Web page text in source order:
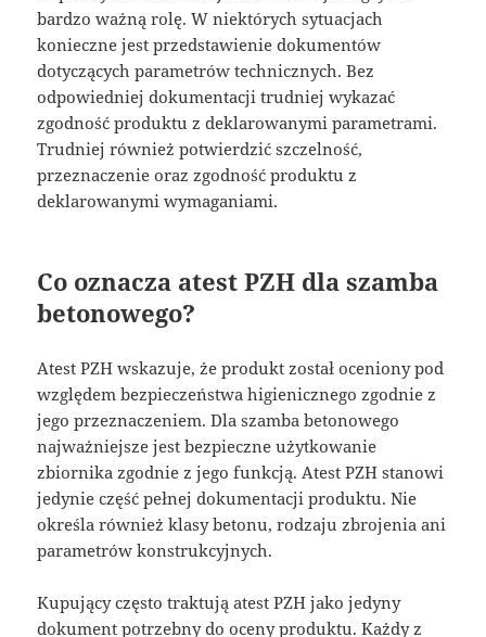
bardzo ważną rolę. W niektórych sytuacjach
konieczne jest przedstawienie dokumentów
dotyczących parametrów technicznych. Bez
odpowiedniej dokumentacji trudniej wykazać
zgodność produktu z deklarowanymi parametrami.
Trudniej również potwierdzić szczelność,
przeznaczenie oraz zgodność produktu z
deklarowanymi wymaganiami.
Co oznacza atest PZH dla szamba
betonowego?
Atest PZH wskazuje, że produkt został oceniony pod
względem bezpieczeństwa higienicznego zgodnie z
jego przeznaczeniem. Dla szamba betonowego
najważniejsze jest bezpieczne użytkowanie
zbiornika zgodnie z jego funkcją. Atest PZH stanowi
jedynie część pełnej dokumentacji produktu. Nie
określa również klasy betonu, rodzaju zbrojenia ani
parametrów konstrukcyjnych.
Kupujący często traktują atest PZH jako jedyny
dokument potrzebny do oceny produktu. Każdy z